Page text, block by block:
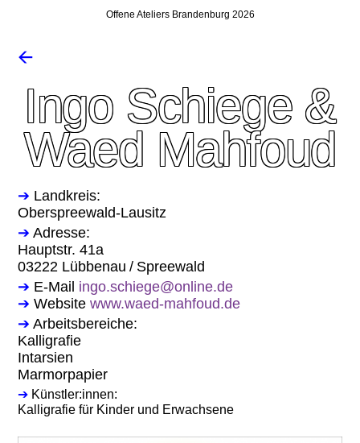
Offene Ateliers Brandenburg 2026
🡨
Ingo Schiege &
Waed Mahfoud
➔ Landkreis:
Oberspreewald-Lausitz
➔ Adresse:
Hauptstr. 41a
03222 Lübbenau / Spreewald
➔ E-Mail ingo.schiege@online.de
➔ Websitewww.waed-mahfoud.de
➔ Arbeitsbereiche:
Kalligrafie
Intarsien
Marmorpapier
➔ Künstler:innen:
Kalligrafie für Kinder und Erwachsene